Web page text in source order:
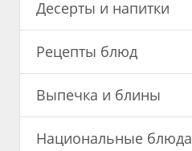
Десерты и напитки
Рецепты блюд
Выпечка и блины
Национальные блюда